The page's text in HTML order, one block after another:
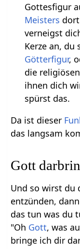
Gottesfigur
Meisters
verneigst
Kerze an, du
Götterfigur,
die
ihnen dich
spürst das.
Da ist dieser
das langsam
Gott
Und so wirst du
entzünden,
das tun was du
"Oh Gott, was
bringe ich dir